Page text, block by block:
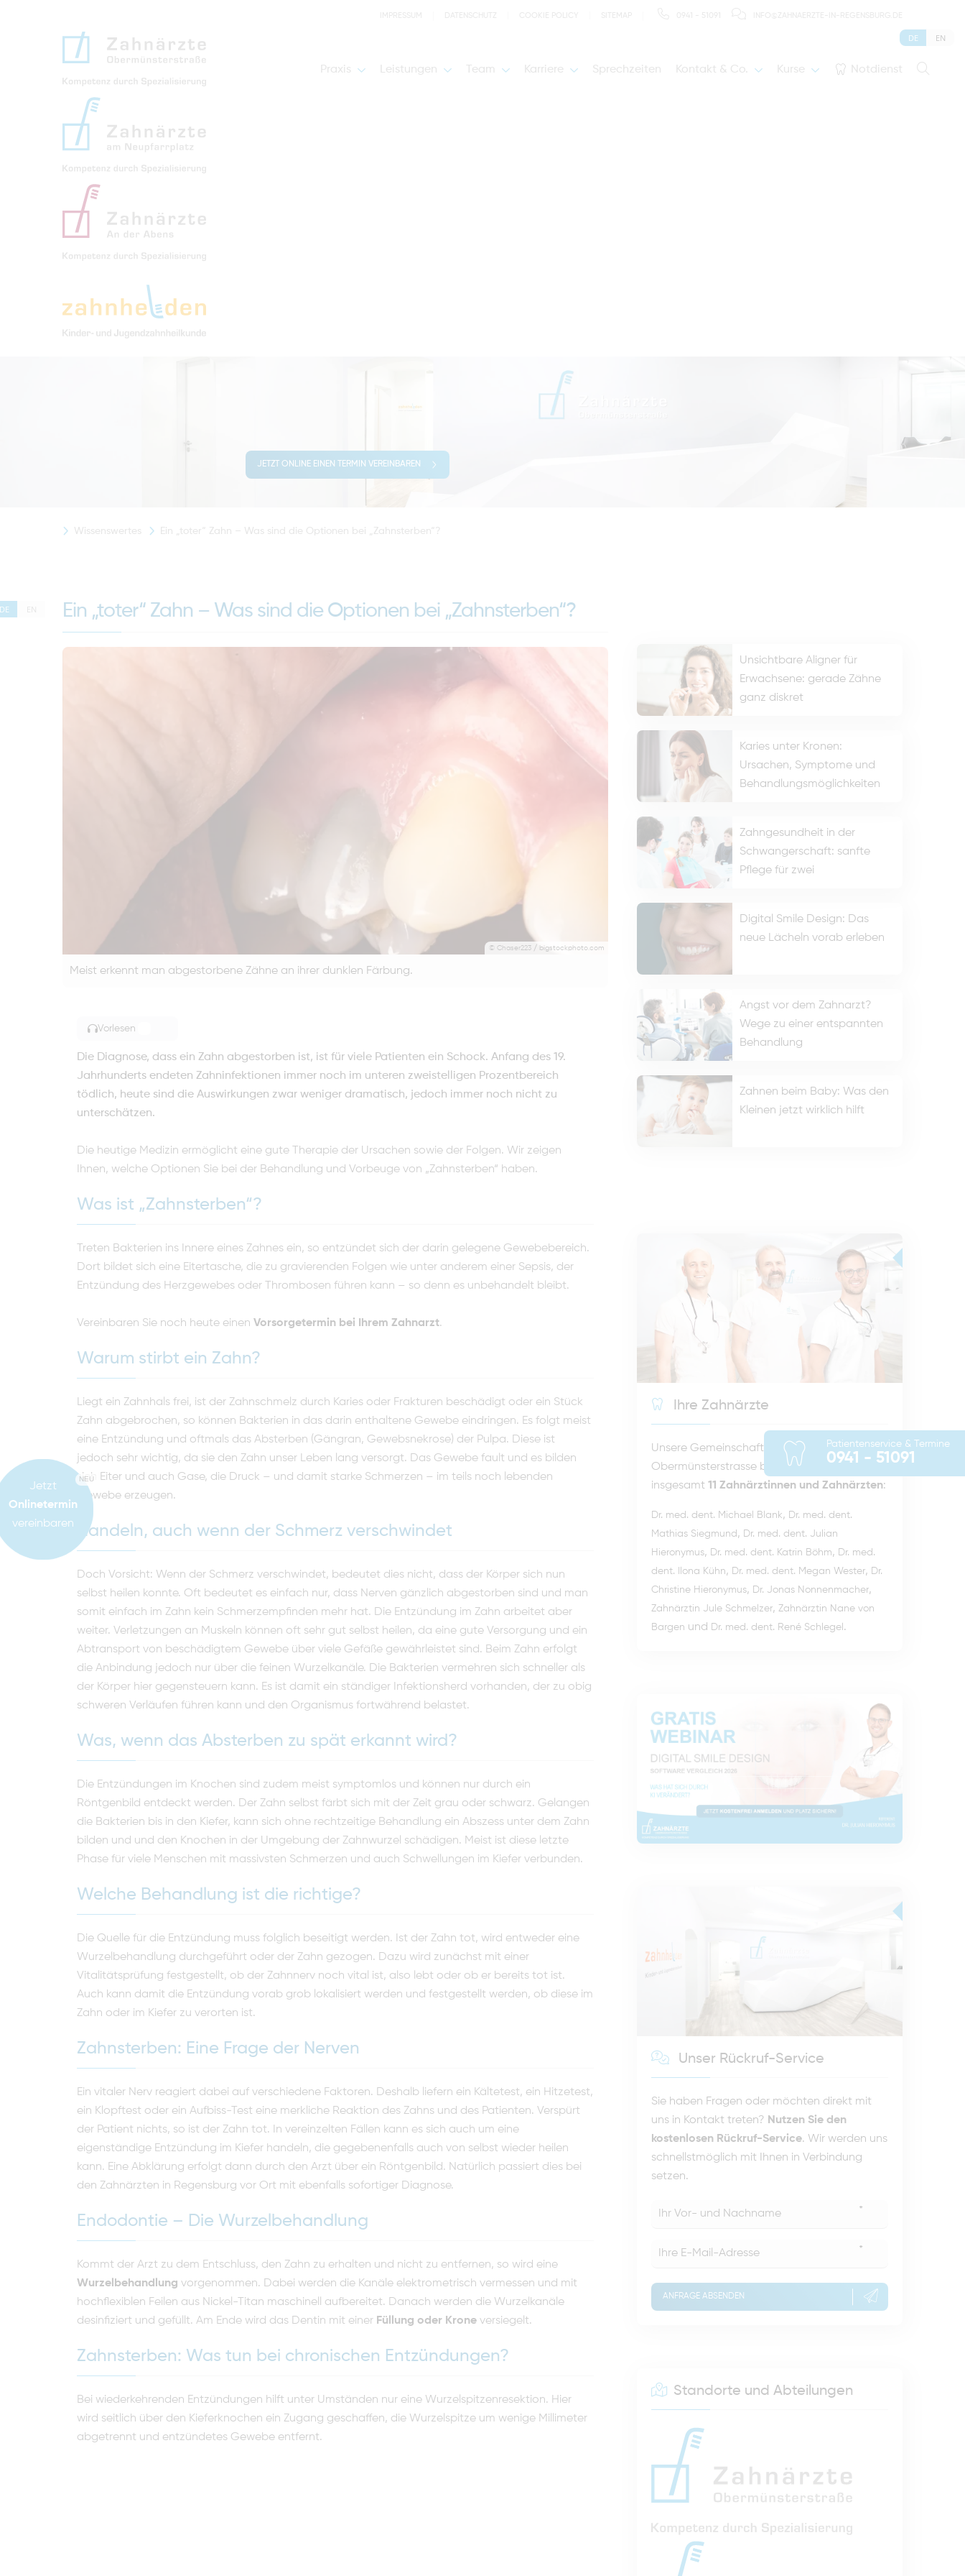
Praxis Leistungen Team Karriere Sprechzeiten Kontakt & Co. Kurse Notdienst
DE EN
JETZT ONLINE EINEN TERMIN VEREINBAREN
Wissenswertes Ein „toter“ Zahn – Was sind die Optionen bei „Zahnsterben“?
DE EN Ein „toter“ Zahn – Was sind die Optionen bei „Zahnsterben“?
© Chaser223 / bigstockphoto.com
Meist erkennt man abgestorbene Zähne an ihrer dunklen Färbung.
Vorlesen
Die Diagnose, dass ein Zahn abgestorben ist, ist für viele Patienten ein Schock. Anfang des 19.
Jahrhunderts endeten Zahninfektionen immer noch im unteren zweistelligen Prozentbereich
tödlich, heute sind die Auswirkungen zwar weniger dramatisch, jedoch immer noch nicht zu
unterschätzen.
Die heutige Medizin ermöglicht eine gute Therapie der Ursachen sowie der Folgen. Wir zeigen
Ihnen, welche Optionen Sie bei der Behandlung und Vorbeuge von „Zahnsterben“ haben.
Was ist „Zahnsterben“?
Treten Bakterien ins Innere eines Zahnes ein, so entzündet sich der darin gelegene Gewebebereich.
Dort bildet sich eine Eitertasche, die zu gravierenden Folgen wie unter anderem einer Sepsis, der
Entzündung des Herzgewebes oder Thrombosen führen kann – so denn es unbehandelt bleibt.
Vereinbaren Sie noch heute einen Vorsorgetermin bei Ihrem Zahnarzt.
Warum stirbt ein Zahn?
Liegt ein Zahnhals frei, ist der Zahnschmelz durch Karies oder Frakturen beschädigt oder ein Stück
Zahn abgebrochen, so können Bakterien in das darin enthaltene Gewebe eindringen. Es folgt meist
eine Entzündung und oftmals das Absterben (Gängran, Gewebsnekrose) der Pulpa. Diese ist
jedoch sehr wichtig, da sie den Zahn unser Leben lang versorgt. Das Gewebe fault und es bilden
sich Eiter und auch Gase, die Druck – und damit starke Schmerzen – im teils noch lebenden
Gewebe erzeugen.
Handeln, auch wenn der Schmerz verschwindet
Doch Vorsicht: Wenn der Schmerz verschwindet, bedeutet dies nicht, dass der Körper sich nun
selbst heilen konnte. Oft bedeutet es einfach nur, dass Nerven gänzlich abgestorben sind und man
somit einfach im Zahn kein Schmerzempfinden mehr hat. Die Entzündung im Zahn arbeitet aber
weiter. Verletzungen an Muskeln können oft sehr gut selbst heilen, da eine gute Versorgung und ein
Abtransport von beschädigtem Gewebe über viele Gefäße gewährleistet sind. Beim Zahn erfolgt
die Anbindung jedoch nur über die feinen Wurzelkanäle. Die Bakterien vermehren sich schneller als
der Körper hier gegensteuern kann. Es ist damit ein ständiger Infektionsherd vorhanden, der zu obig
schweren Verläufen führen kann und den Organismus fortwährend belastet.
Was, wenn das Absterben zu spät erkannt wird?
Die Entzündungen im Knochen sind zudem meist symptomlos und können nur durch ein
Röntgenbild entdeckt werden. Der Zahn selbst färbt sich mit der Zeit grau oder schwarz. Gelangen
die Bakterien bis in den Kiefer, kann sich ohne rechtzeitige Behandlung ein Abszess unter dem Zahn
bilden und und den Knochen in der Umgebung der Zahnwurzel schädigen. Meist ist diese letzte
Phase für viele Menschen mit massivsten Schmerzen und auch Schwellungen im Kiefer verbunden.
Welche Behandlung ist die richtige?
Die Quelle für die Entzündung muss folglich beseitigt werden. Ist der Zahn tot, wird entweder eine
Wurzelbehandlung durchgeführt oder der Zahn gezogen. Dazu wird zunächst mit einer
Vitalitätsprüfung festgestellt, ob der Zahnnerv noch vital ist, also lebt oder ob er bereits tot ist.
Auch kann damit die Entzündung vorab grob lokalisiert werden und festgestellt werden, ob diese im
Zahn oder im Kiefer zu verorten ist.
Zahnsterben: Eine Frage der Nerven
Ein vitaler Nerv reagiert dabei auf verschiedene Faktoren. Deshalb liefern ein Kältetest, ein Hitzetest,
ein Klopftest oder ein Aufbiss-Test eine merkliche Reaktion des Zahns und des Patienten. Verspürt
der Patient nichts, so ist der Zahn tot. In vereinzelten Fällen kann es sich auch um eine
eigenständige Entzündung im Kiefer handeln, die gegebenenfalls auch von selbst wieder heilen
kann. Eine Abklärung erfolgt dann durch den Arzt über ein Röntgenbild. Natürlich passiert dies bei
den Zahnärzten in Regensburg vor Ort mit ebenfalls sofortiger Diagnose.
Endodontie – Die Wurzelbehandlung
Kommt der Arzt zu dem Entschluss, den Zahn zu erhalten und nicht zu entfernen, so wird eine
Wurzelbehandlung vorgenommen. Dabei werden die Kanäle elektrometrisch vermessen und mit
hochflexiblen Feilen aus Nickel-Titan maschinell aufbereitet. Danach werden die Wurzelkanäle
desinfiziert und gefüllt. Am Ende wird das Dentin mit einer Füllung oder Krone versiegelt.
Zahnsterben: Was tun bei chronischen Entzündungen?
Bei wiederkehrenden Entzündungen hilft unter Umständen nur eine Wurzelspitzenresektion. Hier
wird seitlich über den Kieferknochen ein Zugang geschaffen, die Wurzelspitze um wenige Millimeter
abgetrennt und entzündetes Gewebe entfernt.
Unsichtbare Aligner für
Erwachsene: gerade Zähne
ganz diskret
Karies unter Kronen:
Ursachen, Symptome und
Behandlungsmöglichkeiten
Zahngesundheit in der
Schwangerschaft: sanfte
Pflege für zwei
Digital Smile Design: Das
neue Lächeln vorab erleben
Angst vor dem Zahnarzt?
Wege zu einer entspannten
Behandlung
Zahnen beim Baby: Was den
Kleinen jetzt wirklich hilft
Ihre Zahnärzte
Unsere Gemeinschaftspraxis in der
Obermünsterstrasse besteht aus
insgesamt 11 Zahnärztinnen und Zahnärzten:
Dr. med. dent. Michael Blank, Dr. med. dent.
Mathias Siegmund , Dr. med. dent. Julian
Hieronymus, Dr. med. dent. Katrin Böhm, Dr. med.
dent. Ilona Kühn, Dr. med. dent. Megan Wester, Dr.
Christine Hieronymus, Dr. Jonas Nonnenmacher,
Zahnärztin Jule Schmelzer, Zahnärztin Nane von
Bargen und Dr. med. dent. René Schlegel .
Unser Rückruf-Service
Sie haben Fragen oder möchten direkt mit
uns in Kontakt treten? Nutzen Sie den
kostenlosen Rückruf-Service. Wir werden uns
schnellstmöglich mit Ihnen in Verbindung
setzen.
*
*
ANFRAGE ABSENDEN
Standorte und Abteilungen
NEU
Jetzt
Onlinetermin
vereinbaren
Patientenservice & Termine
0941 - 51091